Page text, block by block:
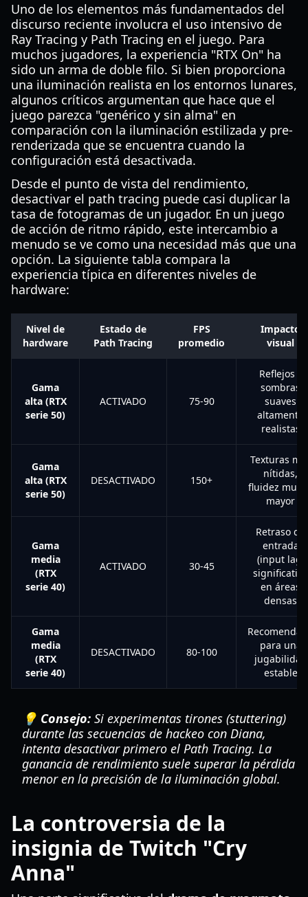
Uno de los elementos más fundamentados del
discurso reciente involucra el uso intensivo de
Ray Tracing y Path Tracing en el juego. Para
muchos jugadores, la experiencia "RTX On" ha
sido un arma de doble filo. Si bien proporciona
una iluminación realista en los entornos lunares,
algunos críticos argumentan que hace que el
juego parezca "genérico y sin alma" en
comparación con la iluminación estilizada y pre-
renderizada que se encuentra cuando la
configuración está desactivada.
Desde el punto de vista del rendimiento,
desactivar el path tracing puede casi duplicar la
tasa de fotogramas de un jugador. En un juego
de acción de ritmo rápido, este intercambio a
menudo se ve como una necesidad más que una
opción. La siguiente tabla compara la
experiencia típica en diferentes niveles de
hardware:
Nivel de
hardware
Estado de
Path Tracing
FPS
promedio
Impacto
visual
Gama
alta (RTX
serie 50)
ACTIVADO 75-90
Reflejos y
sombras
suaves
altamente
realistas
Gama
alta (RTX
serie 50)
DESACTIVADO 150+
Texturas
nítidas,
fluidez
mayor
Gama
media
(RTX
serie 40)
ACTIVADO 30-45
Retraso de
entrada
(input lag)
significativo
en áreas
densas
Gama
media
(RTX
serie 40)
DESACTIVADO 80-100
para una
jugabilidad
estable
💡 Consejo: Si experimentas tirones (stuttering)
durante las secuencias de hackeo con Diana,
intenta desactivar primero el Path Tracing. La
ganancia de rendimiento suele superar la pérdida
menor en la precisión de la iluminación global.
La controversia de la
insignia de Twitch "Cry
Anna"